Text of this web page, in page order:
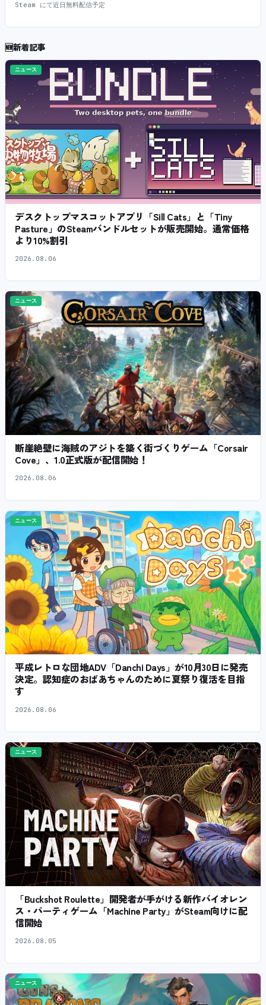
Steam にて近日無料配信予定
🆕新着記事
ニュース
デスクトップマスコットアプリ「Sill Cats」と「Tiny
Pasture」のSteamバンドルセットが販売開始。通常価格
より10%割引
2026.08.06
ニュース
断崖絶壁に海賊のアジトを築く街づくりゲーム「Corsair
Cove」、1.0正式版が配信開始！
2026.08.06
ニュース
平成レトロな団地ADV「Danchi Days」が10月30日に発売
決定。認知症のおばあちゃんのために夏祭り復活を目指
す
2026.08.06
ニュース
「Buckshot Roulette」開発者が手がける新作バイオレン
ス・パーティゲーム「Machine Party」がSteam向けに配
信開始
2026.08.05
ニュース